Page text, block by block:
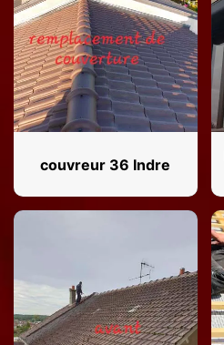
couvreur 36 Indre